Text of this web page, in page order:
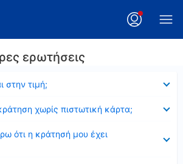
ερωτήσεις
στην τιμή;
χωρίς πιστωτική κάρτα;
ότι η κράτησή μου έχει